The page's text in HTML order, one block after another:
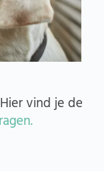
vind je de